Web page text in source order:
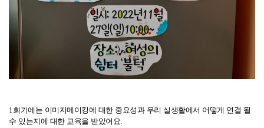
1회기에는 이미지메이킹에 대한 중요성과 우리 실생활에서 어떻게 연결 될
수 있는지에 대한 교육을 받았어요.